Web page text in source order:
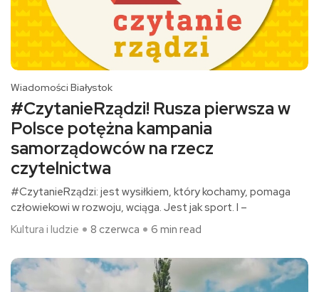
Wiadomości Białystok
#CzytanieRządzi! Rusza pierwsza w
Polsce potężna kampania
samorządowców na rzecz
czytelnictwa
#CzytanieRządzi: jest wysiłkiem, który kochamy, pomaga
człowiekowi w rozwoju, wciąga. Jest jak sport. I –
Kultura i ludzie
8 czerwca 6 min read